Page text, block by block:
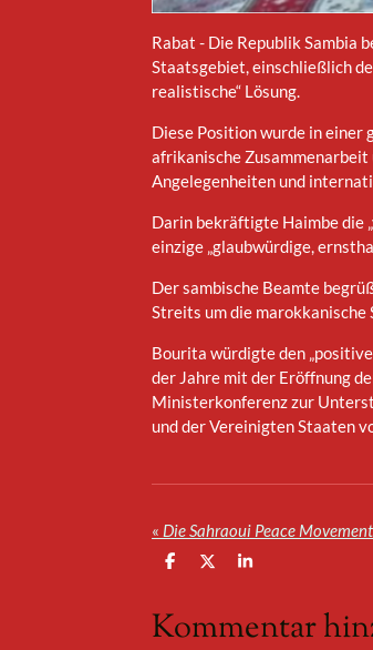
Rabat - Die Republik
Staatsgebiet, einschließlich
realistische“ Lösung.
Diese Position wurde in einer
afrikanische
Angelegenheiten und
Darin bekräftigte Haimbe die
einzige „glaubwürdige,
Der sambische Beamte
Streits um die marokkanische
Bourita würdigte den
der Jahre mit der Eröffnung
Ministerkonferenz zur
und der Vereinigten Staaten
«
T
l
e
T
e
T
e
Kommentar